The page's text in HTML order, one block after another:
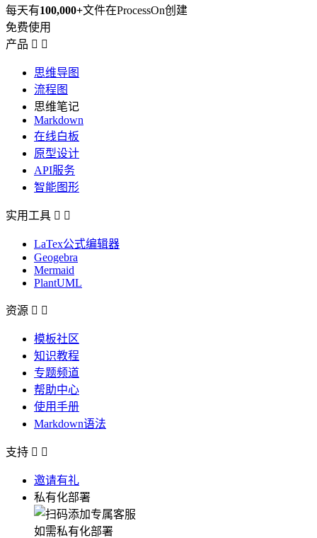
每天有100,000+文件在ProcessOn创建
免费使用
产品  
思维导图
流程图
思维笔记
Markdown
在线白板
原型设计
API服务
智能图形
实用工具  
LaTex公式编辑器
Geogebra
Mermaid
PlantUML
资源  
模板社区
知识教程
专题频道
帮助中心
使用手册
Markdown语法
支持  
邀请有礼
私有化部署
如需私有化部署